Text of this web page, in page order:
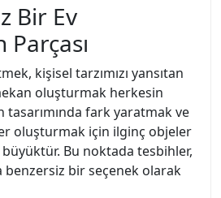
Bir Ev
kişisel tarzımızı yansıtan
oluşturmak herkesin
tasarımında fark yaratmak ve
oluşturmak için ilginç objeler
Bu noktada tesbihler,
benzersiz bir seçenek olarak